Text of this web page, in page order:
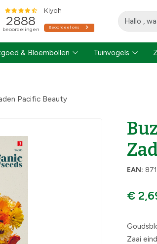
& Bloembollen Tuinvogels
Pacific Beauty
EAN:
€
Zaai